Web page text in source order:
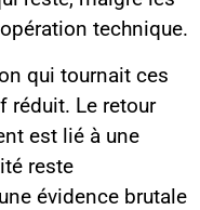
technique.
qui tournait ces
réduit. Le retour
est lié à une
reste
évidence brutale